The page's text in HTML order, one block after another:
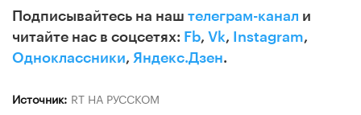
Подписывайтесь на наш телеграм-канал и
читайте нас в соцсетях: Fb, Vk, Instagram,
Одноклассники, Яндекс.Дзен.
Источник: RT НА РУССКОМ